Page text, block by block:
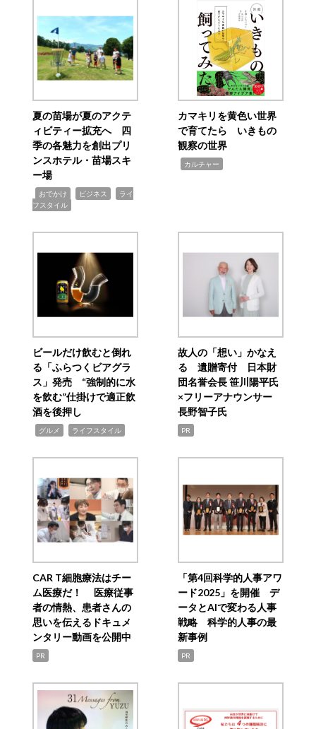
夏の苗場が夏のアクテ
ィビティー拡充へ 四
季の各魅力を創出プリ
ンスホテル・苗場スキ
ー場
おでかけ ビジネス
ライ
フスタイル
カマキリを黄色い世界
で育てたら いきもの
観察の世界
カルチャー
ビールだけ飲むと倒れ
る「ふらつくビアグラ
ス」発売 “強制的に水
を飲む”仕掛けで適正飲
酒を後押し
グルメ ライフスタイル
故人の「想い」かなえ
る 遺贈寄付 日本財
団名誉会長 笹川陽平氏
×フリーアナウンサー
長野智子氏
PR
CAR T細胞療法はチー
ム医療だ！ 医療従事
者の情熱、患者さんの
思いを伝えるドキュメ
ンタリー動画を公開中
PR
「第4回科学的人事アワ
ード2025」を開催 デ
ータとAIで変わる人事
戦略 科学的人事の最
新事例
PR